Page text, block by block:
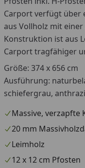
Carport verfügt über
aus Vollholz mit
Konstruktion ist aus
Carport tragfähiger
Größe: 374 x 656 cm
Ausführung:
schiefergrau,
Massive, verzapfte
20 mm
Leimholz
12 x 12 cm Pfosten